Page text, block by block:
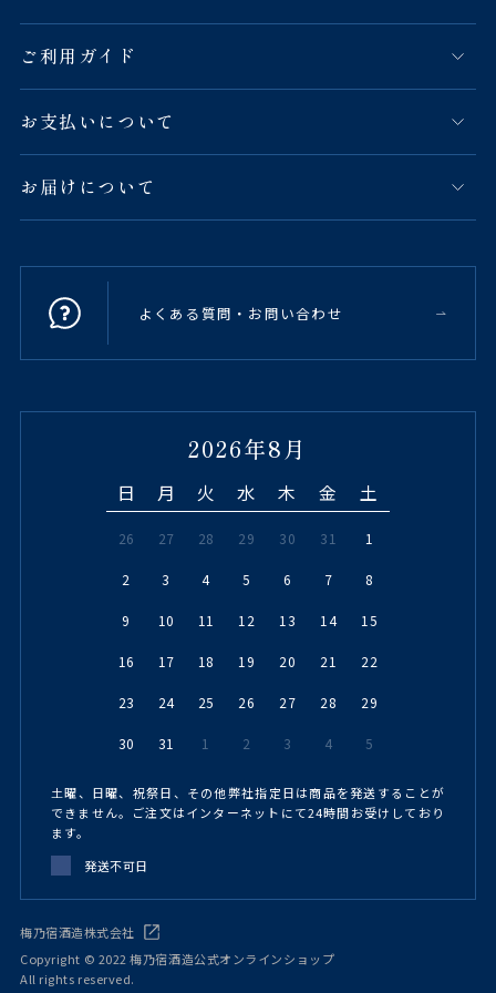
ご利用ガイド
お支払いについて
お届けについて
よくある質問・お問い合わせ
2026年8月
日 月 火 水 木 金 土
26 27 28 29 30 31 1
2 3 4 5 6 7 8
9 10 11 12 13 14 15
16 17 18 19 20 21 22
23 24 25 26 27 28 29
30 31 1 2 3 4 5
土曜、日曜、祝祭日、その他弊社指定日は商品を発送することが
できません。ご注文はインターネットにて24時間お受けしており
ます。
発送不可日
梅乃宿酒造株式会社
Copyright © 2022 梅乃宿酒造公式オンラインショップ
All rights reserved.